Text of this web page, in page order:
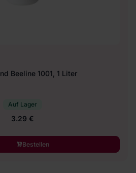
Beeline 1001, 1 Liter
Auf Lager
3.29 €
Bestellen